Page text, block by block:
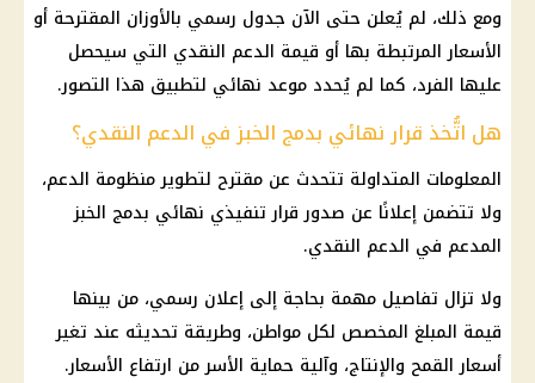
ومع ذلك، لم يُعلن حتى الآن جدول رسمي بالأوزان المقترحة أو
الأسعار المرتبطة بها أو قيمة الدعم النقدي التي سيحصل
عليها الفرد، كما لم يُحدد موعد نهائي لتطبيق هذا التصور.
هل اتُّخذ قرار نهائي بدمج الخبز في الدعم النقدي؟
المعلومات المتداولة تتحدث عن مقترح لتطويرمنظومة الدعم،
ولا تتضمن إعلانًا عن صدور قرار تنفيذي نهائي بدمج الخبز
المدعم في الدعم النقدي.
ولا تزال تفاصيل مهمة بحاجة إلى إعلان رسمي، من بينها
قيمة المبلغ المخصص لكل مواطن، وطريقة تحديثه عند تغير
أسعار القمح والإنتاج، وآلية حماية الأسر من ارتفاع الأسعار.